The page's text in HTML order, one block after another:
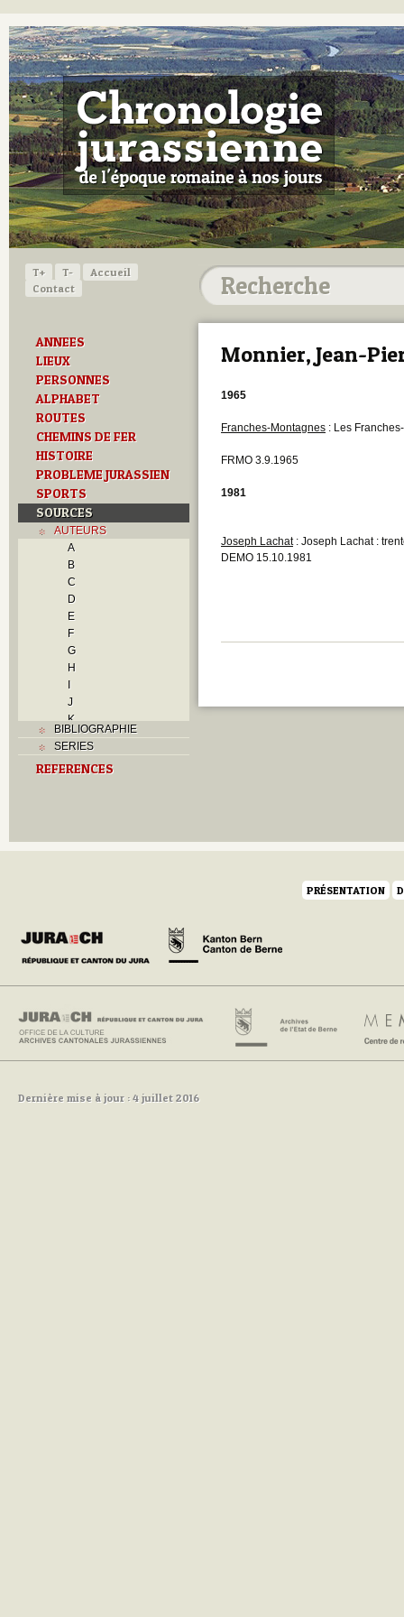
T+ T-
Accueil
Contact
ANNEES
LIEUX
PERSONNES
ALPHABET
ROUTES
CHEMINS DE FER
HISTOIRE
PROBLEME JURASSIEN
SPORTS
SOURCES
AUTEURS
A
B
C
D
E
F
G
H
I
J
K
L
M
W
Y
BIBLIOGRAPHIE
SERIES
REFERENCES
Monnier, Jean-
1965
Franches-Montagnes : Les
FRMO 3.9.1965
1981
Joseph Lachat: Joseph Lachat :
DEMO 15.10.1981
PRÉSENTATION
Dernière mise à jour : 4 juillet 2016